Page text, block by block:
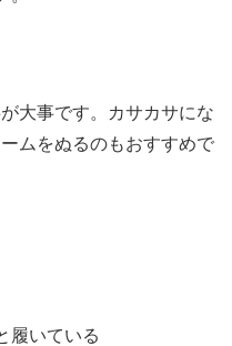
大事です。カサカサにな
ムをぬるのもおすすめで
履いている